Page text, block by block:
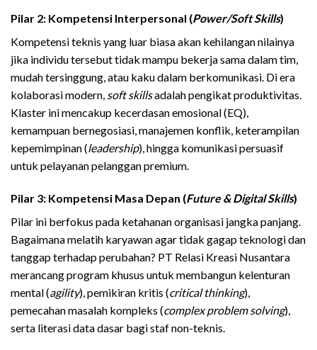
Pilar 2: Kompetensi Interpersonal (Power/Soft Skills)
Kompetensi teknis yang luar biasa akan kehilangan nilainya
jika individu tersebut tidak mampu bekerja sama dalam tim,
mudah tersinggung, atau kaku dalam berkomunikasi. Di era
kolaborasi modern, soft skillsadalah pengikat produktivitas.
Klaster ini mencakup kecerdasan emosional (EQ),
kemampuan bernegosiasi, manajemen konflik, keterampilan
kepemimpinan (leadership), hingga komunikasi persuasif
untuk pelayanan pelanggan premium.
Pilar 3: Kompetensi Masa Depan (Future & Digital Skills)
Pilar ini berfokus pada ketahanan organisasi jangka panjang.
Bagaimana melatih karyawan agar tidak gagap teknologi dan
tanggap terhadap perubahan? PT Relasi Kreasi Nusantara
merancang program khusus untuk membangun kelenturan
mental (agility), pemikiran kritis (critical thinking),
pemecahan masalah kompleks (complex problem solving),
serta literasi data dasar bagi staf non-teknis.